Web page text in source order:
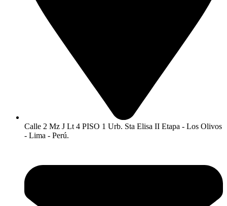
Calle 2 Mz J Lt 4 PISO 1 Urb. Sta Elisa II Etapa - Los Olivos
- Lima - Perú.